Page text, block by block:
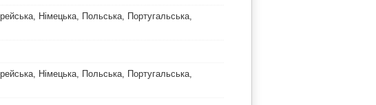
Німецька, Польська, Португальська,
Німецька, Польська, Португальська,